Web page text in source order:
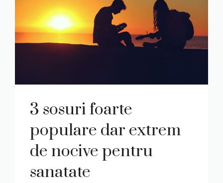
3 sosuri foarte
populare dar extrem
de nocive pentru
sanatate